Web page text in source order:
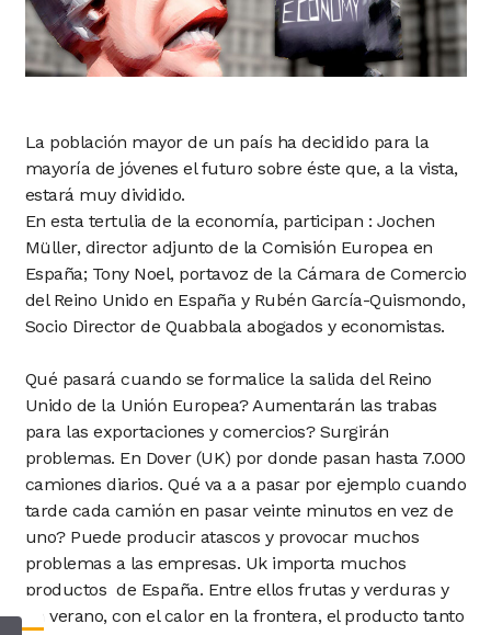
La población mayor de un país ha decidido para la
mayoría de jóvenes el futuro sobre éste que, a la vista,
estará muy dividido.
En esta tertulia de la economía, participan : Jochen
Müller, director adjunto de la Comisión Europea en
España; Tony Noel, portavoz de la Cámara de Comercio
del Reino Unido en España y Rubén García-Quismondo,
Socio Director de Quabbala abogados y economistas.
Qué pasará cuando se formalice la salida del Reino
Unido de la Unión Europea? Aumentarán las trabas
para las exportaciones y comercios? Surgirán
problemas. En Dover (UK) por donde pasan hasta 7.000
camiones diarios. Qué va a a pasar por ejemplo cuando
tarde cada camión en pasar veinte minutos en vez de
uno? Puede producir atascos y provocar muchos
problemas a las empresas. Uk importa muchos
productos de España. Entre ellos frutas y verduras y
en verano, con el calor en la frontera, el producto tanto